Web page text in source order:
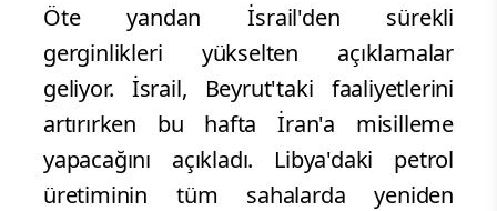
Öte yandan İsrail'den sürekli
gerginlikleri yükselten açıklamalar
geliyor. İsrail, Beyrut'taki faaliyetlerini
artırırken bu hafta İran'a misilleme
yapacağını açıkladı. Libya'daki petrol
üretiminin tüm sahalarda yeniden